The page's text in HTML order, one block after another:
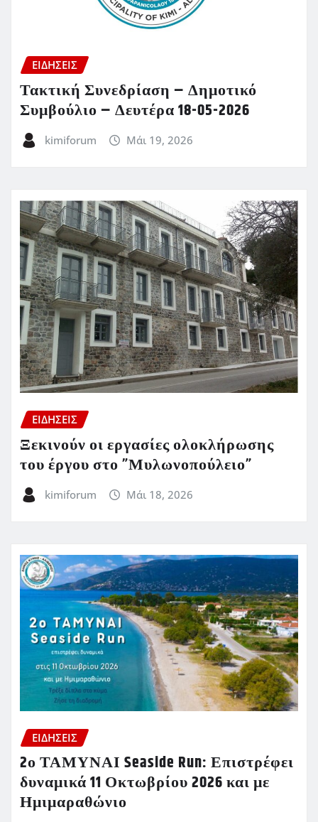
ΕΙΔΗΣΕΙΣ
Τακτική Συνεδρίαση – Δημοτικό
Συμβούλιο – Δευτέρα 18-05-2026
kimiforum Μάι 19, 2026
ΕΙΔΗΣΕΙΣ
Ξεκινούν οι εργασίες ολοκλήρωσης
του έργου στο ”Μυλωνοπούλειο”
kimiforum Μάι 18, 2026
ΕΙΔΗΣΕΙΣ
2ο ΤΑΜΥΝΑΙ Seaside Run: Επιστρέφει
δυναμικά 11 Οκτωβρίου 2026 και με
Ημιμαραθώνιο